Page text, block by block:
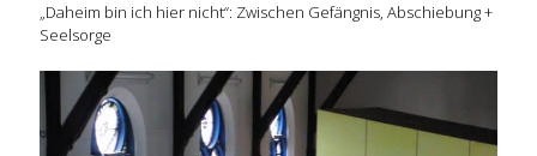
„Daheim bin ich hier nicht“: Zwischen Gefängnis, Abschiebung +
Seelsorge